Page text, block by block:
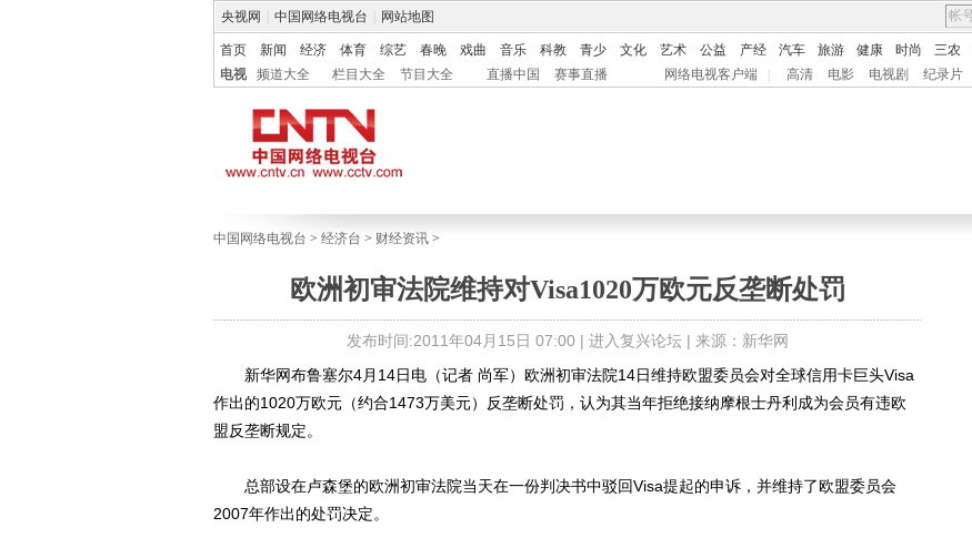
央视网 中国网络电视台 网站地图
首页 新闻 经济 体育 综艺 春晚 戏曲 音乐 科教 青少 文化 艺术 公益 产经 汽车 旅游 健康 时尚 三农
电视
频道大全 栏目大全 节目大全 直播中国 赛事直播 网络电视客户端 高清 电影 电视剧 纪录片
中国网络电视台 > 经济台 > 财经资讯 >
欧洲初审法院维持对Visa1020万欧元反垄断处罚
发布时间:2011年04月15日 07:00 | 进入复兴论坛| 来源：新华网
新华网布鲁塞尔4月14日电（记者 尚军）欧洲初审法院14日维持欧盟委员会对全球信用卡巨头Visa
作出的1020万欧元（约合1473万美元）反垄断处罚，认为其当年拒绝接纳摩根士丹利成为会员有违欧
盟反垄断规定。
总部设在卢森堡的欧洲初审法院当天在一份判决书中驳回Visa提起的申诉，并维持了欧盟委员会
2007年作出的处罚决定。